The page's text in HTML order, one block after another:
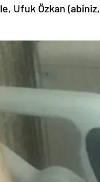
Ufuk Özkan (abiniz,